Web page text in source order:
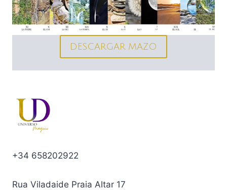
DESCARGAR MAZO
+34 658202922
Rua Viladaide Praia Altar 17